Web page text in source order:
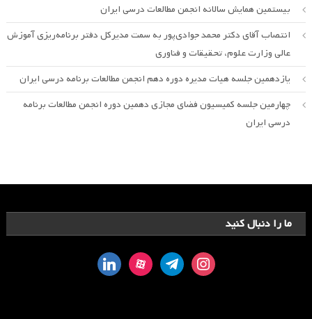
بیستمین همایش سالانه انجمن مطالعات درسی ایران
انتصاب آقای دکتر محمد جوادی‌پور به سمت مدیرکل دفتر برنامه‌ریزی آموزش
عالی وزارت علوم، تحقیقات و فناوری
یازدهمین جلسه هیات مدیره دوره دهم انجمن مطالعات برنامه درسی ایران
چهارمین جلسه کمیسیون فضای مجازی دهمین دوره انجمن مطالعات برنامه
درسی ایران
ما را دنبال کنید
instagram
telegram
aparat
linkedin